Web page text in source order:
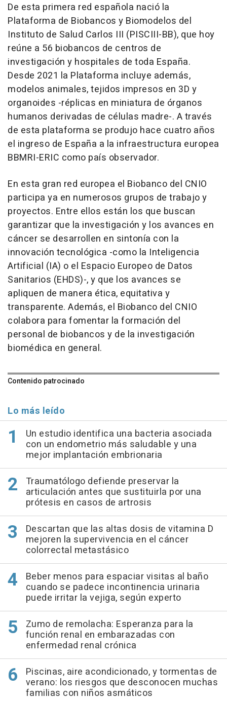
De esta primera red española nació la
Plataforma de Biobancos y Biomodelos del
Instituto de Salud Carlos III (PISCIII-BB), que hoy
reúne a 56 biobancos de centros de
investigación y hospitales de toda España.
Desde 2021 la Plataforma incluye además,
modelos animales, tejidos impresos en 3D y
organoides -réplicas en miniatura de órganos
humanos derivadas de células madre-. A través
de esta plataforma se produjo hace cuatro años
el ingreso de España a la infraestructura europea
BBMRI-ERIC como país observador.
En esta gran red europea el Biobanco del CNIO
participa ya en numerosos grupos de trabajo y
proyectos. Entre ellos están los que buscan
garantizar que la investigación y los avances en
cáncer se desarrollen en sintonía con la
innovación tecnológica -como la Inteligencia
Artificial (IA) o el Espacio Europeo de Datos
Sanitarios (EHDS)-, y que los avances se
apliquen de manera ética, equitativa y
transparente. Además, el Biobanco del CNIO
colabora para fomentar la formación del
personal de biobancos y de la investigación
biomédica en general.
Contenido patrocinado
Lo más leído
Un estudio identifica una bacteria asociada
con un endometrio más saludable y una
mejor implantación embrionaria
Traumatólogo defiende preservar la
articulación antes que sustituirla por una
prótesis en casos de artrosis
Descartan que las altas dosis de vitamina D
mejoren la supervivencia en el cáncer
colorrectal metastásico
Beber menos para espaciar visitas al baño
cuando se padece incontinencia urinaria
puede irritar la vejiga, según experto
Zumo de remolacha: Esperanza para la
función renal en embarazadas con
enfermedad renal crónica
Piscinas, aire acondicionado, y tormentas de
verano: los riesgos que desconocen muchas
familias con niños asmáticos